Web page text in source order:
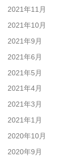
2021年11月
2021年10月
2021年9月
2021年6月
2021年5月
2021年4月
2021年3月
2021年1月
2020年10月
2020年9月